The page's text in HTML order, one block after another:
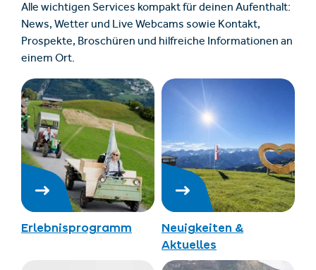
Alle wichtigen Services kompakt für deinen Aufenthalt:
News, Wetter und Live Webcams sowie Kontakt,
Prospekte, Broschüren und hilfreiche Informationen an
einem Ort.
Erlebnisprogramm
Neuigkeiten &
Aktuelles